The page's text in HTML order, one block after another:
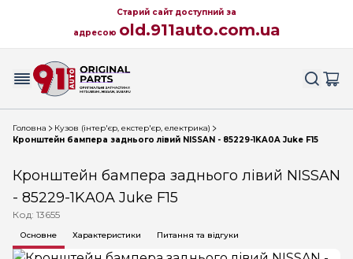
Старий сайт доступний за
адресою old.911auto.com.ua
Головна
Кузов (інтер'єр, екстер'єр, електрика)
Кронштейн бампера заднього лівий NISSAN - 85229-1KA0A Juke F15
Кронштейн бампера заднього лівий NISSAN
- 85229-1KA0A Juke F15
Код: 13655
Основне Характеристики Питання та відгуки